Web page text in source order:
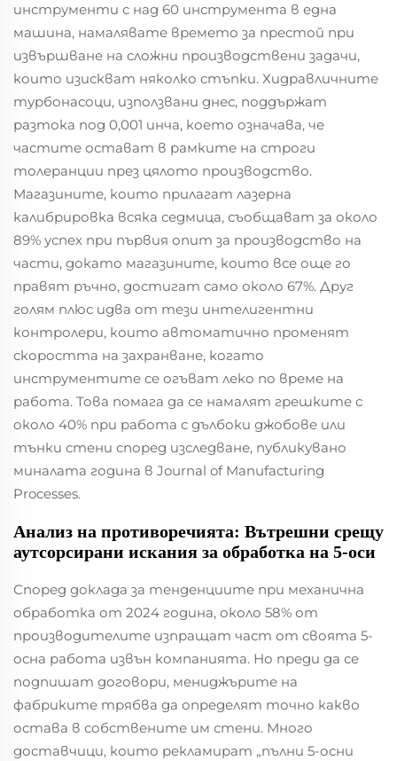
инструменти с над 60 инструмента в една
машина, намалявате времето за престой при
извършване на сложни производствени задачи,
които изискват няколко стъпки. Хидравличните
турбонасоци, използвани днес, поддържат
разтока под 0,001 инча, което означава, че
частите остават в рамките на строги
толеранции през цялото производство.
Магазините, които прилагат лазерна
калибрировка всяка седмица, съобщават за около
89% успех при първия опит за производство на
части, докато магазините, които все още го
правят ръчно, достигат само около 67%. Друг
голям плюс идва от тези интелигентни
контролери, които автоматично променят
скоростта на захранване, когато
инструментите се огъват леко по време на
работа. Това помага да се намалят грешките с
около 40% при работа с дълбоки джобове или
тънки стени според изследване, публикувано
миналата година в Journal of Manufacturing
Processes.
Анализ на противоречията: Вътрешни срещу
аутсорсирани искания за обработка на 5-оси
Според доклада за тенденциите при механична
обработка от 2024 година, около 58% от
производителите изпращат част от своята 5-
осна работа извън компанията. Но преди да се
подпишат договори, мениджърите на
фабриките трябва да определят точно какво
остава в собствените им стени. Много
доставчици, които рекламират „пълни 5-осни